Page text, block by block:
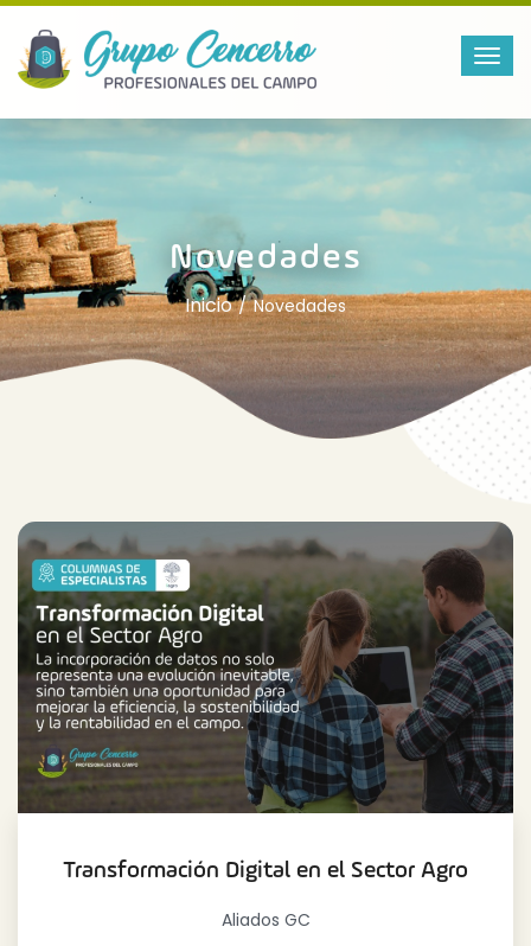
Novedades
Inicio Novedades
Transformación Digital en el Sector Agro
Aliados GC